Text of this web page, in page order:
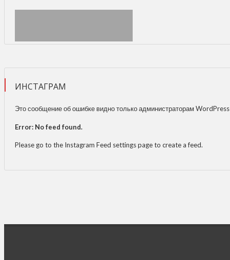
ИНСТАГРАМ
Это сообщение об ошибке видно только администраторам WordPress
Error: No feed found.
Please go to the Instagram Feed settings page to create a feed.